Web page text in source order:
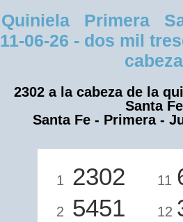
Quiniela Primera
11-06-26 - dos mil
2302 a la cabeza de la
Santa
Santa Fe - Primera -
1 2302
2 5451
11
12